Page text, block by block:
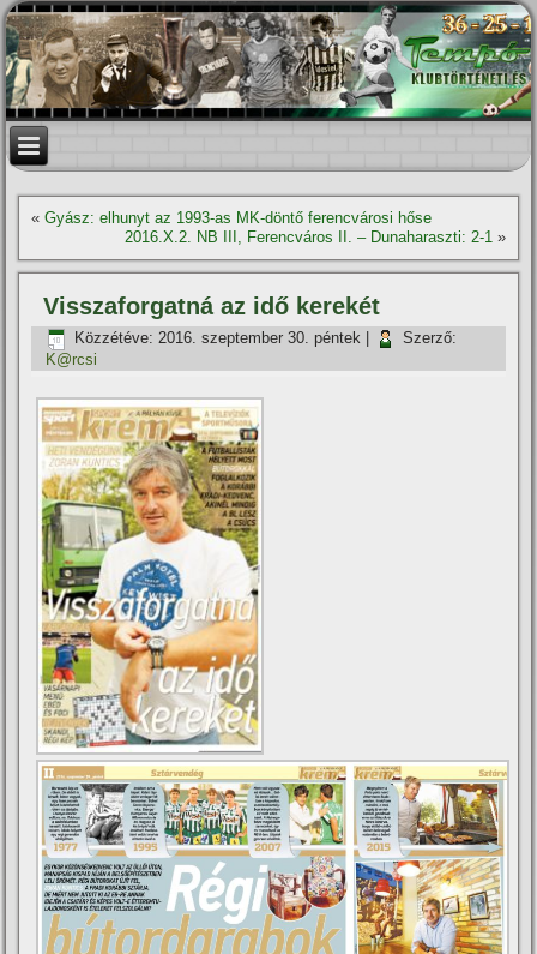
«Gyász: elhunyt az 1993-as MK-döntő ferencvárosi hőse
2016.X.2. NB III, Ferencváros II. – Dunaharaszti: 2-1»
Visszaforgatná az idő kerekét
Közzétéve: 2016. szeptember 30. péntek
Szerző:
K@rcsi